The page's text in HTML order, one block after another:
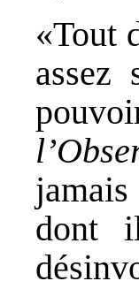
«Tout
assez
dont